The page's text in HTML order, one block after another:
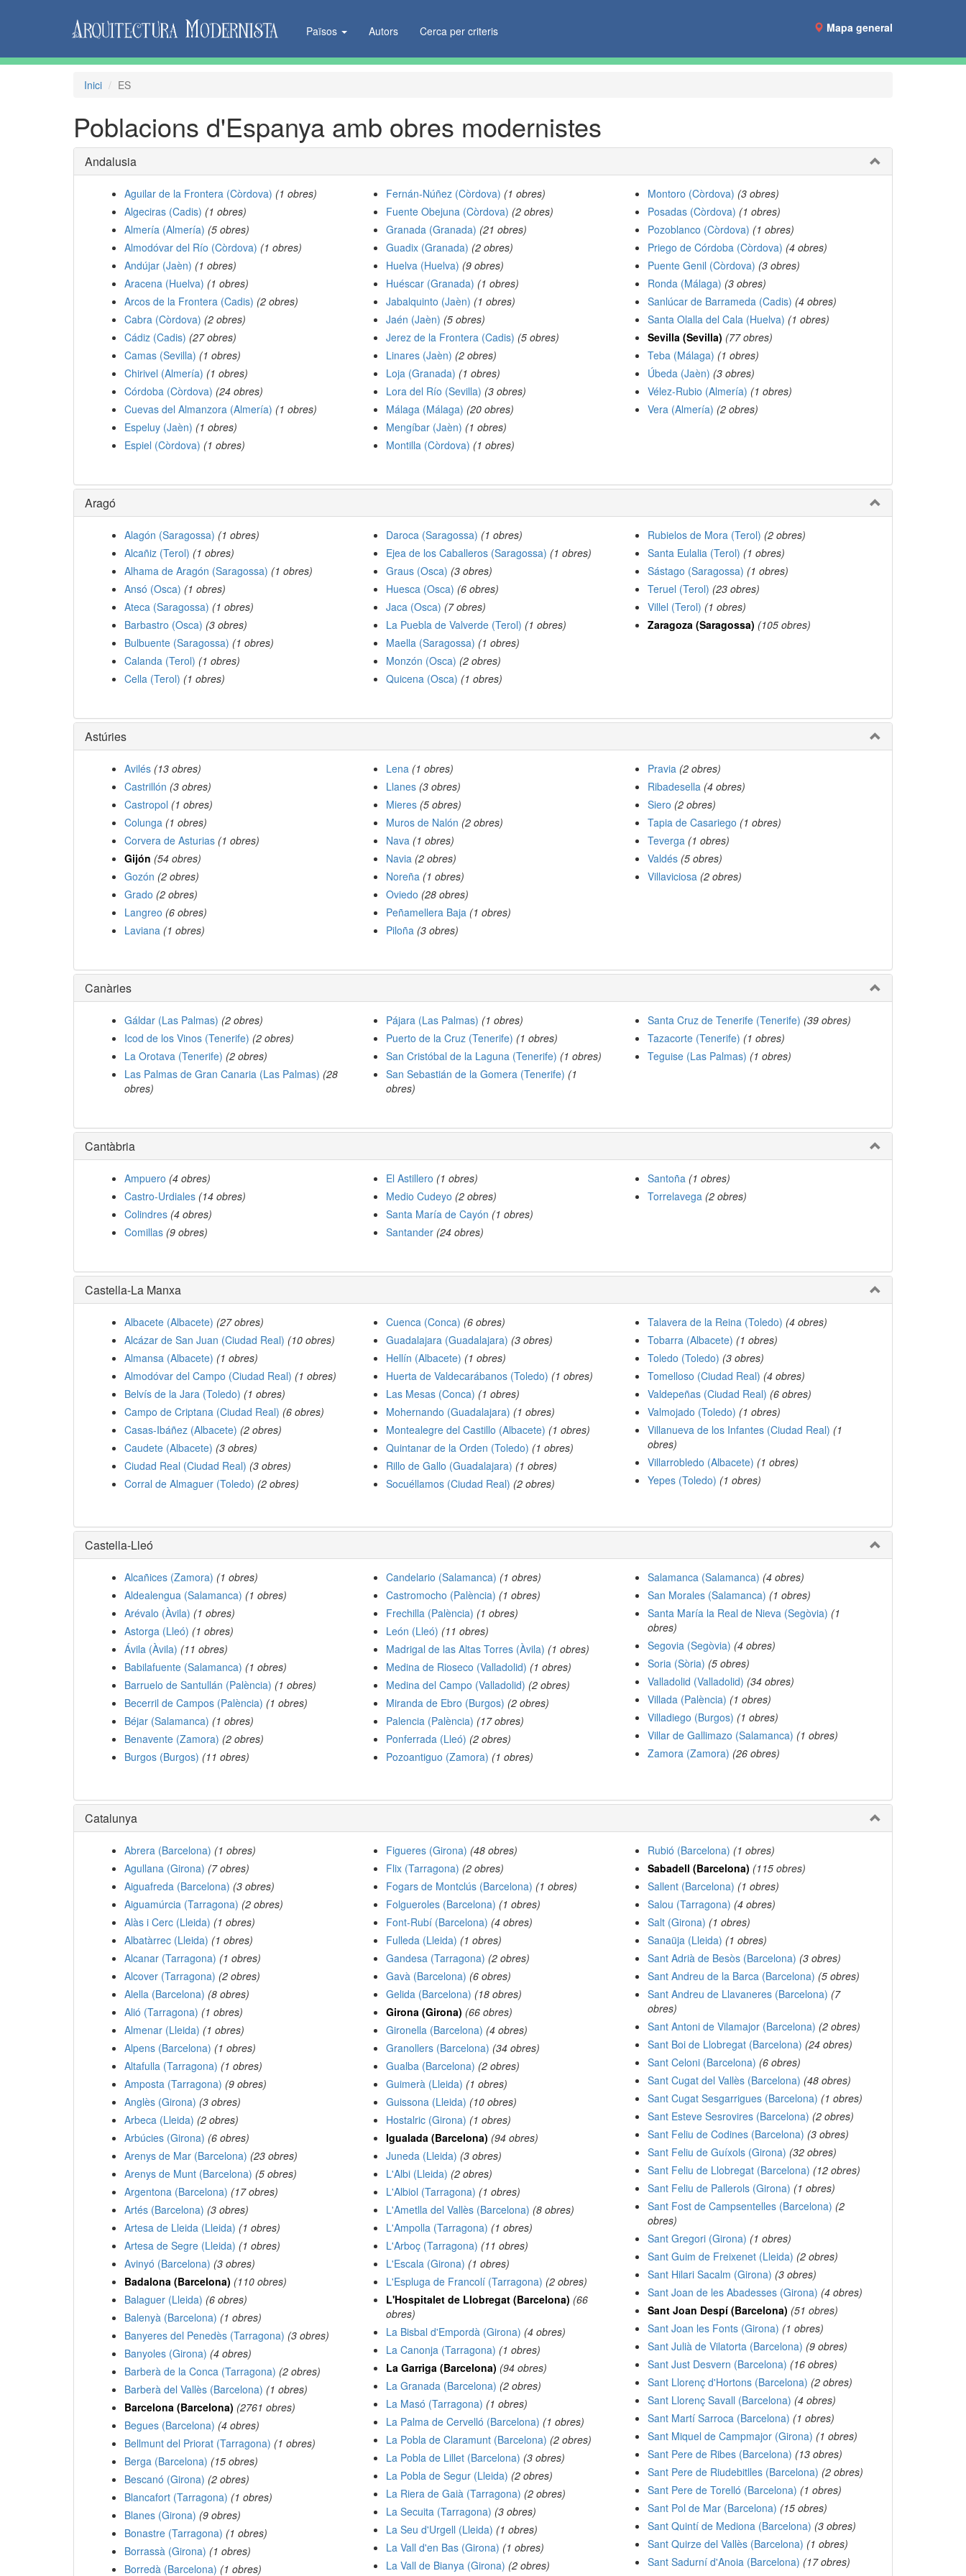
Països Autors Cerca per criteris Mapa general
Inici ES
Poblacions d'Espanya amb obres modernistes
Andalusia
Aguilar de la Frontera (Còrdova) (1 obres)
Algeciras (Cadis) (1 obres)
Almería (Almería) (5 obres)
Almodóvar del Río (Còrdova) (1 obres)
Andújar (Jaèn) (1 obres)
Aracena (Huelva) (1 obres)
Arcos de la Frontera (Cadis) (2 obres)
Cabra (Còrdova) (2 obres)
Cádiz (Cadis) (27 obres)
Camas (Sevilla) (1 obres)
Chirivel (Almería) (1 obres)
Córdoba (Còrdova) (24 obres)
Cuevas del Almanzora (Almería) (1 obres)
Espeluy (Jaèn) (1 obres)
Espiel (Còrdova) (1 obres)
Fernán-Núñez (Còrdova) (1 obres)
Fuente Obejuna (Còrdova) (2 obres)
Granada (Granada) (21 obres)
Guadix (Granada) (2 obres)
Huelva (Huelva) (9 obres)
Huéscar (Granada) (1 obres)
Jabalquinto (Jaèn) (1 obres)
Jaén (Jaèn) (5 obres)
Jerez de la Frontera (Cadis) (5 obres)
Linares (Jaèn) (2 obres)
Loja (Granada) (1 obres)
Lora del Río (Sevilla) (3 obres)
Málaga (Málaga) (20 obres)
Mengíbar (Jaèn) (1 obres)
Montilla (Còrdova) (1 obres)
Montoro (Còrdova) (3 obres)
Posadas (Còrdova) (1 obres)
Pozoblanco (Còrdova) (1 obres)
Priego de Córdoba (Còrdova) (4 obres)
Puente Genil (Còrdova) (3 obres)
Ronda (Málaga) (3 obres)
Sanlúcar de Barrameda (Cadis) (4 obres)
Santa Olalla del Cala (Huelva) (1 obres)
Sevilla (Sevilla) (77 obres)
Teba (Málaga) (1 obres)
Úbeda (Jaèn) (3 obres)
Vélez-Rubio (Almería) (1 obres)
Vera (Almería) (2 obres)
Aragó
Alagón (Saragossa) (1 obres)
Alcañiz (Terol) (1 obres)
Alhama de Aragón (Saragossa) (1 obres)
Ansó (Osca) (1 obres)
Ateca (Saragossa) (1 obres)
Barbastro (Osca) (3 obres)
Bulbuente (Saragossa) (1 obres)
Calanda (Terol) (1 obres)
Cella (Terol) (1 obres)
Daroca (Saragossa) (1 obres)
Ejea de los Caballeros (Saragossa) (1 obres)
Graus (Osca) (3 obres)
Huesca (Osca) (6 obres)
Jaca (Osca) (7 obres)
La Puebla de Valverde (Terol) (1 obres)
Maella (Saragossa) (1 obres)
Monzón (Osca) (2 obres)
Quicena (Osca) (1 obres)
Rubielos de Mora (Terol) (2 obres)
Santa Eulalia (Terol) (1 obres)
Sástago (Saragossa) (1 obres)
Teruel (Terol) (23 obres)
Villel (Terol) (1 obres)
Zaragoza (Saragossa) (105 obres)
Astúries
Avilés (13 obres)
Castrillón (3 obres)
Castropol (1 obres)
Colunga (1 obres)
Corvera de Asturias (1 obres)
Gijón (54 obres)
Gozón (2 obres)
Grado (2 obres)
Langreo (6 obres)
Laviana (1 obres)
Lena (1 obres)
Llanes (3 obres)
Mieres (5 obres)
Muros de Nalón (2 obres)
Nava (1 obres)
Navia (2 obres)
Noreña (1 obres)
Oviedo (28 obres)
Peñamellera Baja (1 obres)
Piloña (3 obres)
Pravia (2 obres)
Ribadesella (4 obres)
Siero (2 obres)
Tapia de Casariego (1 obres)
Teverga (1 obres)
Valdés (5 obres)
Villaviciosa (2 obres)
Canàries
Gáldar (Las Palmas) (2 obres)
Icod de los Vinos (Tenerife) (2 obres)
La Orotava (Tenerife) (2 obres)
Las Palmas de Gran Canaria (Las Palmas) (28
obres)
Pájara (Las Palmas) (1 obres)
Puerto de la Cruz (Tenerife) (1 obres)
San Cristóbal de la Laguna (Tenerife) (1 obres)
San Sebastián de la Gomera (Tenerife) (1
obres)
Santa Cruz de Tenerife (Tenerife) (39 obres)
Tazacorte (Tenerife) (1 obres)
Teguise (Las Palmas) (1 obres)
Cantàbria
Ampuero (4 obres)
Castro-Urdiales (14 obres)
Colindres (4 obres)
Comillas (9 obres)
El Astillero (1 obres)
Medio Cudeyo (2 obres)
Santa María de Cayón (1 obres)
Santander (24 obres)
Santoña (1 obres)
Torrelavega (2 obres)
Castella-La Manxa
Albacete (Albacete) (27 obres)
Alcázar de San Juan (Ciudad Real) (10 obres)
Almansa (Albacete) (1 obres)
Almodóvar del Campo (Ciudad Real) (1 obres)
Belvís de la Jara (Toledo) (1 obres)
Campo de Criptana (Ciudad Real) (6 obres)
Casas-Ibáñez (Albacete) (2 obres)
Caudete (Albacete) (3 obres)
Ciudad Real (Ciudad Real) (3 obres)
Corral de Almaguer (Toledo) (2 obres)
Cuenca (Conca) (6 obres)
Guadalajara (Guadalajara) (3 obres)
Hellín (Albacete) (1 obres)
Huerta de Valdecarábanos (Toledo) (1 obres)
Las Mesas (Conca) (1 obres)
Mohernando (Guadalajara) (1 obres)
Montealegre del Castillo (Albacete) (1 obres)
Quintanar de la Orden (Toledo) (1 obres)
Rillo de Gallo (Guadalajara) (1 obres)
Socuéllamos (Ciudad Real) (2 obres)
Talavera de la Reina (Toledo) (4 obres)
Tobarra (Albacete) (1 obres)
Toledo (Toledo) (3 obres)
Tomelloso (Ciudad Real) (4 obres)
Valdepeñas (Ciudad Real) (6 obres)
Valmojado (Toledo) (1 obres)
Villanueva de los Infantes (Ciudad Real) (1
obres)
Villarrobledo (Albacete) (1 obres)
Yepes (Toledo) (1 obres)
Castella-Lleó
Alcañices (Zamora) (1 obres)
Aldealengua (Salamanca) (1 obres)
Arévalo (Àvila) (1 obres)
Astorga (Lleó) (1 obres)
Ávila (Àvila) (11 obres)
Babilafuente (Salamanca) (1 obres)
Barruelo de Santullán (Palència) (1 obres)
Becerril de Campos (Palència) (1 obres)
Béjar (Salamanca) (1 obres)
Benavente (Zamora) (2 obres)
Burgos (Burgos) (11 obres)
Candelario (Salamanca) (1 obres)
Castromocho (Palència) (1 obres)
Frechilla (Palència) (1 obres)
León (Lleó) (11 obres)
Madrigal de las Altas Torres (Àvila) (1 obres)
Medina de Rioseco (Valladolid) (1 obres)
Medina del Campo (Valladolid) (2 obres)
Miranda de Ebro (Burgos) (2 obres)
Palencia (Palència) (17 obres)
Ponferrada (Lleó) (2 obres)
Pozoantiguo (Zamora) (1 obres)
Salamanca (Salamanca) (4 obres)
San Morales (Salamanca) (1 obres)
Santa María la Real de Nieva (Segòvia) (1
obres)
Segovia (Segòvia) (4 obres)
Soria (Sòria) (5 obres)
Valladolid (Valladolid) (34 obres)
Villada (Palència) (1 obres)
Villadiego (Burgos) (1 obres)
Villar de Gallimazo (Salamanca) (1 obres)
Zamora (Zamora) (26 obres)
Catalunya
Abrera (Barcelona) (1 obres)
Agullana (Girona) (7 obres)
Aiguafreda (Barcelona) (3 obres)
Aiguamúrcia (Tarragona) (2 obres)
Alàs i Cerc (Lleida) (1 obres)
Albatàrrec (Lleida) (1 obres)
Alcanar (Tarragona) (1 obres)
Alcover (Tarragona) (2 obres)
Alella (Barcelona) (8 obres)
Alió (Tarragona) (1 obres)
Almenar (Lleida) (1 obres)
Alpens (Barcelona) (1 obres)
Altafulla (Tarragona) (1 obres)
Amposta (Tarragona) (9 obres)
Anglès (Girona) (3 obres)
Arbeca (Lleida) (2 obres)
Arbúcies (Girona) (6 obres)
Arenys de Mar (Barcelona) (23 obres)
Arenys de Munt (Barcelona) (5 obres)
Argentona (Barcelona) (17 obres)
Artés (Barcelona) (3 obres)
Artesa de Lleida (Lleida) (1 obres)
Artesa de Segre (Lleida) (1 obres)
Avinyó (Barcelona) (3 obres)
Badalona (Barcelona) (110 obres)
Balaguer (Lleida) (6 obres)
Balenyà (Barcelona) (1 obres)
Banyeres del Penedès (Tarragona) (3 obres)
Banyoles (Girona) (4 obres)
Barberà de la Conca (Tarragona) (2 obres)
Barberà del Vallès (Barcelona) (1 obres)
Barcelona (Barcelona) (2761 obres)
Begues (Barcelona) (4 obres)
Bellmunt del Priorat (Tarragona) (1 obres)
Berga (Barcelona) (15 obres)
Bescanó (Girona) (2 obres)
Blancafort (Tarragona) (1 obres)
Blanes (Girona) (9 obres)
Bonastre (Tarragona) (1 obres)
Borrassà (Girona) (1 obres)
Borredà (Barcelona) (1 obres)
Figueres (Girona) (48 obres)
Flix (Tarragona) (2 obres)
Fogars de Montclús (Barcelona) (1 obres)
Folgueroles (Barcelona) (1 obres)
Font-Rubí (Barcelona) (4 obres)
Fulleda (Lleida) (1 obres)
Gandesa (Tarragona) (2 obres)
Gavà (Barcelona) (6 obres)
Gelida (Barcelona) (18 obres)
Girona (Girona) (66 obres)
Gironella (Barcelona) (4 obres)
Granollers (Barcelona) (34 obres)
Gualba (Barcelona) (2 obres)
Guimerà (Lleida) (1 obres)
Guissona (Lleida) (10 obres)
Hostalric (Girona) (1 obres)
Igualada (Barcelona) (94 obres)
Juneda (Lleida) (3 obres)
L'Albi (Lleida) (2 obres)
L'Albiol (Tarragona) (1 obres)
L'Ametlla del Vallès (Barcelona) (8 obres)
L'Ampolla (Tarragona) (1 obres)
L'Arboç (Tarragona) (11 obres)
L'Escala (Girona) (1 obres)
L'Espluga de Francolí (Tarragona) (2 obres)
L'Hospitalet de Llobregat (Barcelona) (66
obres)
La Bisbal d'Empordà (Girona) (4 obres)
La Canonja (Tarragona) (1 obres)
La Garriga (Barcelona) (94 obres)
La Granada (Barcelona) (2 obres)
La Masó (Tarragona) (1 obres)
La Palma de Cervelló (Barcelona) (1 obres)
La Pobla de Claramunt (Barcelona) (2 obres)
La Pobla de Lillet (Barcelona) (3 obres)
La Pobla de Segur (Lleida) (2 obres)
La Riera de Gaià (Tarragona) (2 obres)
La Secuita (Tarragona) (3 obres)
La Seu d'Urgell (Lleida) (1 obres)
La Vall d'en Bas (Girona) (1 obres)
La Vall de Bianya (Girona) (2 obres)
Rubió (Barcelona) (1 obres)
Sabadell (Barcelona) (115 obres)
Sallent (Barcelona) (1 obres)
Salou (Tarragona) (4 obres)
Salt (Girona) (1 obres)
Sanaüja (Lleida) (1 obres)
Sant Adrià de Besòs (Barcelona) (3 obres)
Sant Andreu de la Barca (Barcelona) (5 obres)
Sant Andreu de Llavaneres (Barcelona) (7
obres)
Sant Antoni de Vilamajor (Barcelona) (2 obres)
Sant Boi de Llobregat (Barcelona) (24 obres)
Sant Celoni (Barcelona) (6 obres)
Sant Cugat del Vallès (Barcelona) (48 obres)
Sant Cugat Sesgarrigues (Barcelona) (1 obres)
Sant Esteve Sesrovires (Barcelona) (2 obres)
Sant Feliu de Codines (Barcelona) (3 obres)
Sant Feliu de Guíxols (Girona) (32 obres)
Sant Feliu de Llobregat (Barcelona) (12 obres)
Sant Feliu de Pallerols (Girona) (1 obres)
Sant Fost de Campsentelles (Barcelona) (2
obres)
Sant Gregori (Girona) (1 obres)
Sant Guim de Freixenet (Lleida) (2 obres)
Sant Hilari Sacalm (Girona) (3 obres)
Sant Joan de les Abadesses (Girona) (4 obres)
Sant Joan Despí (Barcelona) (51 obres)
Sant Joan les Fonts (Girona) (1 obres)
Sant Julià de Vilatorta (Barcelona) (9 obres)
Sant Just Desvern (Barcelona) (16 obres)
Sant Llorenç d'Hortons (Barcelona) (2 obres)
Sant Llorenç Savall (Barcelona) (4 obres)
Sant Martí Sarroca (Barcelona) (1 obres)
Sant Miquel de Campmajor (Girona) (1 obres)
Sant Pere de Ribes (Barcelona) (13 obres)
Sant Pere de Riudebitlles (Barcelona) (2 obres)
Sant Pere de Torelló (Barcelona) (1 obres)
Sant Pol de Mar (Barcelona) (15 obres)
Sant Quintí de Mediona (Barcelona) (3 obres)
Sant Quirze del Vallès (Barcelona) (1 obres)
Sant Sadurní d'Anoia (Barcelona) (17 obres)